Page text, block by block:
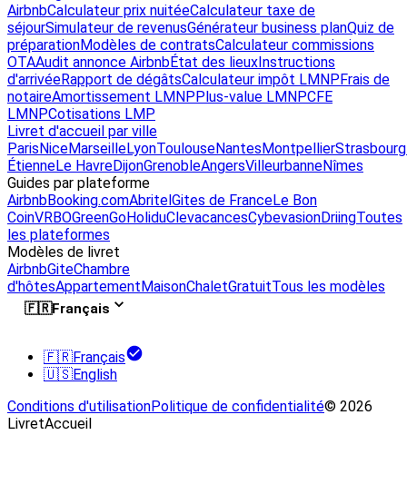
AirbnbCalculateur prix nuitéeCalculateur taxe de
séjourSimulateur de revenusGénérateur business planQuiz de
préparationModèles de contratsCalculateur commissions
OTAAudit annonce AirbnbÉtat des lieuxInstructions
d'arrivéeRapport de dégâtsCalculateur impôt LMNPFrais de
notaireAmortissement LMNPPlus-value LMNPCFE
LMNPCotisations LMP
Livret d'accueil par ville
ParisNiceMarseilleLyonToulouseNantesMontpellierStrasbourg
ÉtienneLe HavreDijonGrenobleAngersVilleurbanneNîmes
Guides par plateforme
AirbnbBooking.comAbritelGites de FranceLe Bon
CoinVRBOGreenGoHoliduClevacancesCybevasionDriingToutes
les plateformes
Modèles de livret
AirbnbGiteChambre
d'hôtesAppartementMaisonChaletGratuitTous les modèles
🇫🇷Français
🇫🇷Français
🇺🇸English
Conditions d'utilisationPolitique de confidentialité© 2026
LivretAccueil